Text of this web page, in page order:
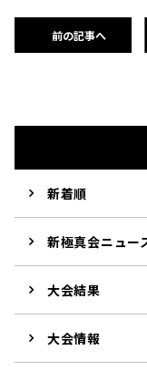
前の記事へ
新着順
新極真会ニュー
大会結果
大会情報